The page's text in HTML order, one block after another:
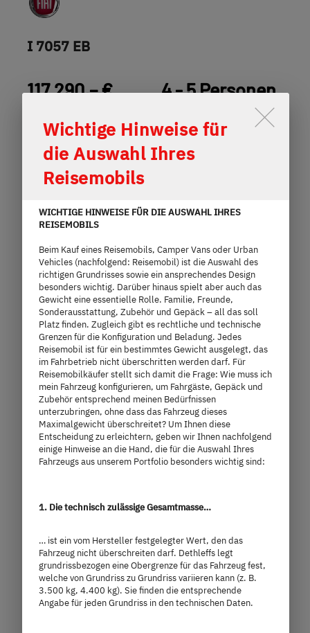
I 7057 EB
117.290,– € 4 - 5 Personen
Schlafplätze
7,4 m
Länge Technisch zulässige Gesamtmasse
I 7057 DBL
120.290,– €
Preis ab
4 Personen
Schlafplätze
7,4 m
Länge
3.499 kg
Technisch zulässige Gesamtmasse
Durch Scrolling wird der
Wichtige Hinweise für
die Auswahl Ihres
Reisemobils
WICHTIGE HINWEISE FÜR DIE AUSWAHL IHRES
REISEMOBILS
Beim Kauf eines Reisemobils, Camper Vans oder Urban
Vehicles (nachfolgend: Reisemobil) ist die Auswahl des
richtigen Grundrisses sowie ein ansprechendes Design
besonders wichtig. Darüber hinaus spielt aber auch das
Gewicht eine essentielle Rolle. Familie, Freunde,
Sonderausstattung, Zubehör und Gepäck – all das soll
Platz finden. Zugleich gibt es rechtliche und technische
Grenzen für die Konfiguration und Beladung. Jedes
Reisemobil ist für ein bestimmtes Gewicht ausgelegt, das
im Fahrbetrieb nicht überschritten werden darf. Für
Reisemobilkäufer stellt sich damit die Frage: Wie muss ich
mein Fahrzeug konfigurieren, um Fahrgäste, Gepäck und
Zubehör entsprechend meinen Bedürfnissen
unterzubringen, ohne dass das Fahrzeug dieses
Maximalgewicht überschreitet? Um Ihnen diese
Entscheidung zu erleichtern, geben wir Ihnen nachfolgend
einige Hinweise an die Hand, die für die Auswahl Ihres
Fahrzeugs aus unserem Portfolio besonders wichtig sind:
1. Die technisch zulässige Gesamtmasse…
… ist ein vom Hersteller festgelegter Wert, den das
Fahrzeug nicht überschreiten darf. Dethleffs legt
grundrissbezogen eine Obergrenze für das Fahrzeug fest,
welche von Grundriss zu Grundriss variieren kann (z. B.
3.500 kg, 4.400 kg). Sie finden die entsprechende
Angabe für jeden Grundriss in den technischen Daten.